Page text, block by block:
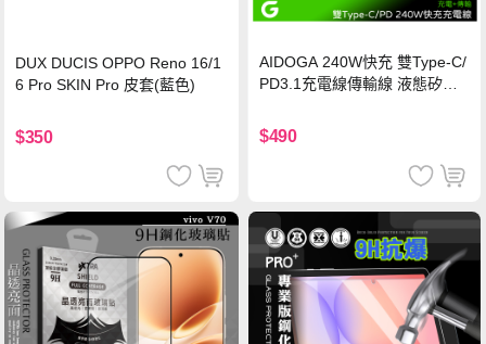
DUX DUCIS OPPO Reno 16/1
6 Pro SKIN Pro 皮套(藍色)
$350
AIDOGA 240W快充 雙Type-C/
PD3.1充電線傳輸線 液態矽膠
機/平板/筆電
$490